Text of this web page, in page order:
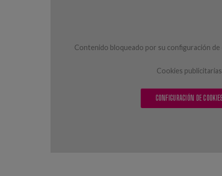
Contenido bloqueado por su configuración
Cookies publicitarias
CONFIGURACIÓN DE